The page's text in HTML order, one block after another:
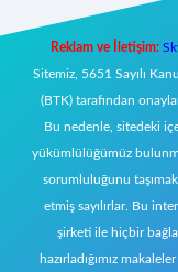
Reklam ve İletişim:
Sitemiz, 5651 Sayılı
(BTK) tarafından
Bu nedenle, sitedeki
yükümlülüğümüz
sorumluluğunu
etmiş sayılırlar. Bu
şirketi ile hiçbir
hazırladığımız